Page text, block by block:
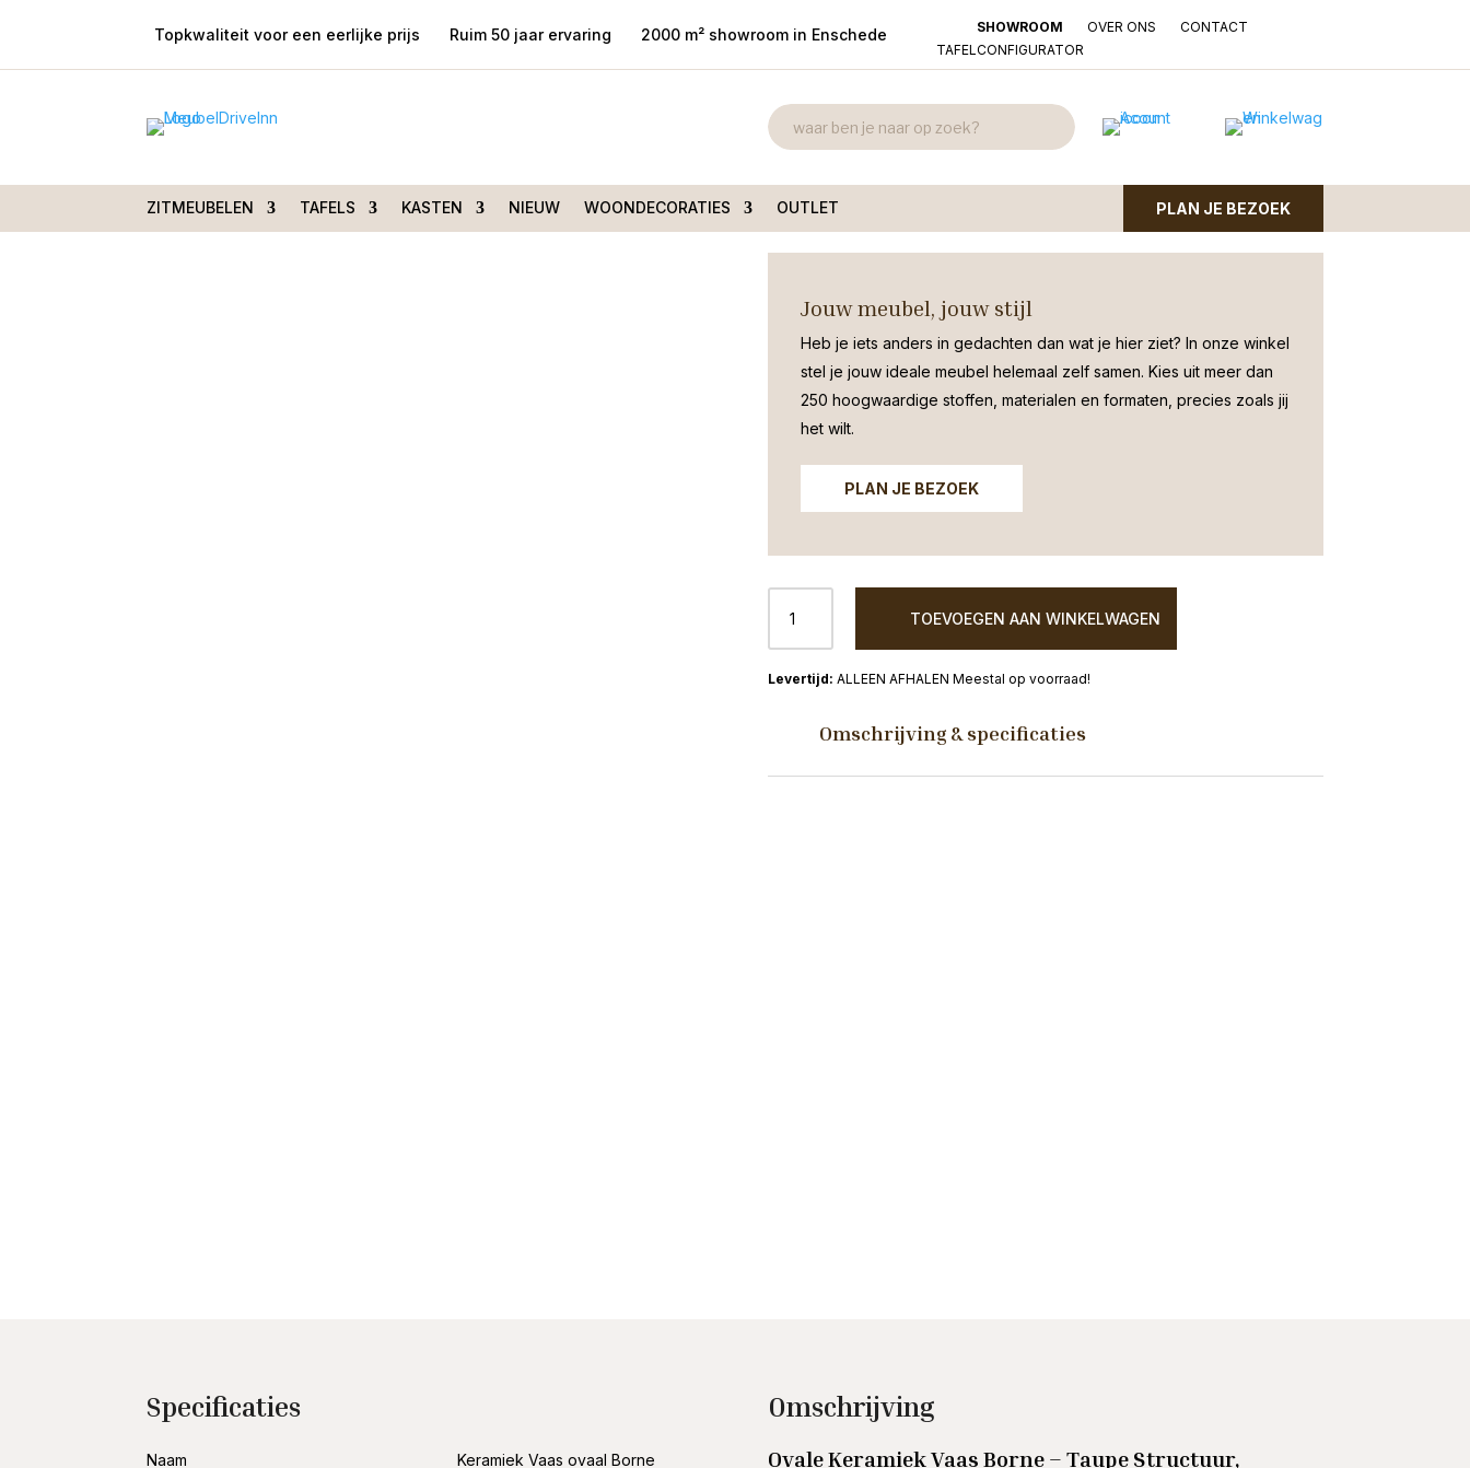
Topkwaliteit voor een eerlijke prijs Ruim 50 jaar ervaring 2000 m² showroom in Enschede SHOWROOM OVER ONS
CONTACT
TAFELCONFIGURATOR
ZITMEUBELEN TAFELS KASTEN NIEUW WOONDECORATIES OUTLET PLAN JE BEZOEK
Borne L33D16H26CM taupe
L33D16H26CM taupe
€26,00
Jouw meubel, jouw stijl
Heb je iets anders in gedachten dan wat je hier ziet? In onze winkel
stel je jouw ideale meubel helemaal zelf samen. Kies uit meer dan
250 hoogwaardige stoffen, materialen en formaten, precies zoals jij
het wilt.
PLAN JE BEZOEK
Vaas
ovaal
Borne
TOEVOEGEN AAN WINKELWAGEN
ALLEEN AFHALEN Meestal op voorraad!
Omschrijving & specificaties
Specificaties
Naam
Keramiek Vaas ovaal Borne
Omschrijving
Ovale Keramiek Vaas Borne – Taupe Structuur,